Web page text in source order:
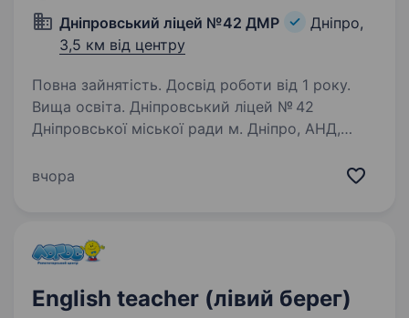
Дніпровський ліцей №42 ДМР
Дніпро,
3,5 км від центру
Повна зайнятість. Досвід роботи від 1 року.
Вища освіта. Дніпровський ліцей № 42
Дніпровської міської ради м. Дніпро, АНД,
запрошує на роботу вчителя англійської мови.
вчора
English teacher (лівий берег)